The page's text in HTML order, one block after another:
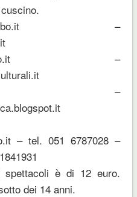
–
–
–
– tel. 051 6787028 –
è di 12 euro.
dei 14 anni.